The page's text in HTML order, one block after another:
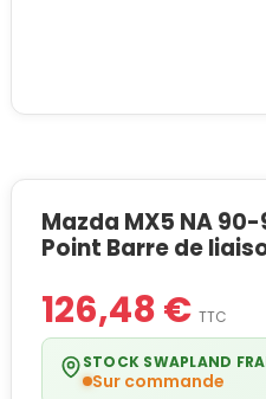
Mazda MX5 NA
Point Barre de
126,48 € TTC
STOCK SWAPLAND
Sur commande